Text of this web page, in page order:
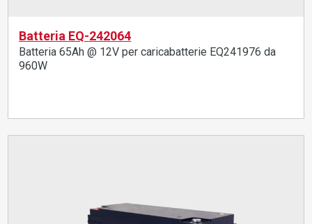
Batteria EQ-242064
Batteria 65Ah @ 12V per caricabatterie EQ241976 da
960W